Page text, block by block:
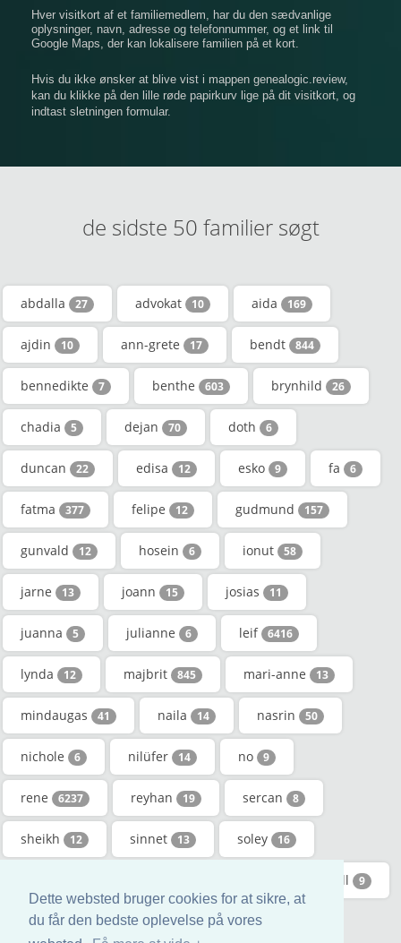
Dette websted bruger cookies for at sikre, at
du får den bedste oplevelse på vores
Hver visitkort af et familiemedlem, har du den sædvanlige
oplysninger, navn, adresse og telefonnummer, og et link til
Google Maps, der kan lokalisere familien på et kort.
Hvis du ikke ønsker at blive vist i mappen genealogic.review,
kan du klikke på den lille røde papirkurv lige på dit visitkort, og
indtast sletningen formular.
de sidste 50 familier søgt
abdalla 27 advokat 10 aida 169
ajdin 10 ann-grete 17 bendt 844
bennedikte 7 benthe 603 brynhild 26
chadia 5 dejan 70 doth 6
duncan 22 edisa 12 esko 9 fa 6
fatma 377 felipe 12 gudmund 157
gunvald 12 hosein 6 ionut 58
jarne 13 joann 15 josias 11
juanna 5 julianne 6 leif 6416
lynda 12 majbrit 845 mari-anne 13
mindaugas 41 naila 14 nasrin 50
nichole 6 nilüfer 14 no 9
rene 6237 reyhan 19 sercan 8
sheikh 12 sinnet 13 soley 16
till 9
tini 5 viktorija 34